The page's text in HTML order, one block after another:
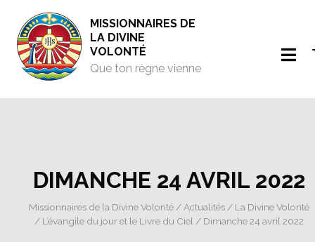
MISSIONNAIRES DE
LA DIVINE
VOLONTÉ
Que ton règne vienne
DIMANCHE 24 AVRIL 2022
Missionnaires de la Divine Volonté/ Actualités/ La Divine Volonté
/ L’évangile du jour et le Livre du Ciel / Dimanche 24 avril 2022